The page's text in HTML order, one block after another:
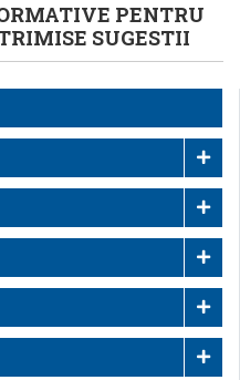
PENTRU
SUGESTII